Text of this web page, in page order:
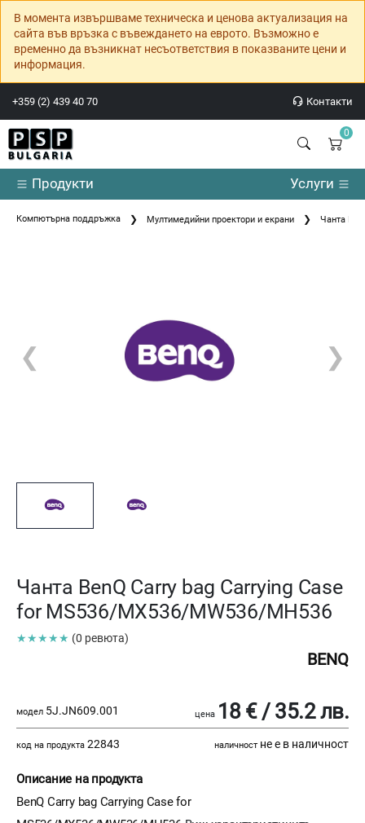
В момента извършваме техническа и ценова актуализация на
сайта във връзка с въвеждането на еврото. Възможно е
временно да възникнат несъответствия в показваните цени и
информация.
+359 (2) 439 40 70 Контакти
0
Продукти Услуги
Компютърна поддръжка Мултимедийни проектори и екрани Чанта
❮ ❯
Чанта BenQ Carry bag Carrying Case
for MS536/MX536/MW536/MH536
★★★★★ (0 ревюта)
BENQ
модел 5J.JN609.001 цена 18 € / 35.2 лв.
код на продукта 22843 наличност не е в наличност
Описание на продукта
BenQ Carry bag Carrying Case for